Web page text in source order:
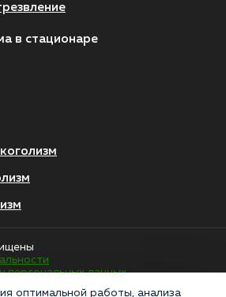
в стационаре
персональных данных
оптимальной работы, анализа